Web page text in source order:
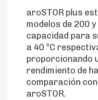
aroSTOR plus
modelos de 200
capacidad para
a 40 °C
proporcionando
rendimiento de
comparación
aroSTOR.